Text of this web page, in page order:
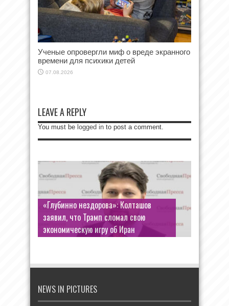
Ученые опровергли миф о вреде экранного
времени для психики детей
07.08.2026
LEAVE A REPLY
You must be logged in to post a comment.
«Глубинно нездорова»: Колташов
заявил, что Трамп сломал свою
экономическую игру об Иран
NEWS IN PICTURES